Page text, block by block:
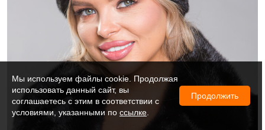
Мы используем файлы cookie. Продолжая
использовать данный сайт, вы
соглашаетесь с этим в соответствии с
условиями, указанными по ссылке
Продолжить